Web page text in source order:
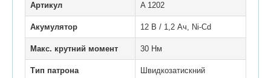
Артикул A 1202
Акумулятор 12 В / 1,2 Ач, Ni-Cd
Макс. крутний момент 30 Нм
Тип патрона Швидкозатискний